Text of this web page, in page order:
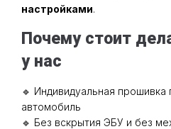
настройками.
Почему стоит
у нас
🔹 Индивидуальная прошивка
автомобиль
🔹 Без вскрытия ЭБУ и без